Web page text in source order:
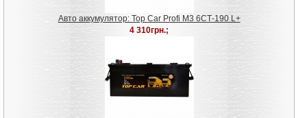
Авто аккумулятор: Top Car Profi M3 6СТ-190 L+
4 310грн.;